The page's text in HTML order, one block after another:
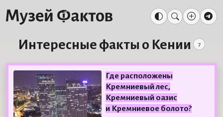
Интересные факты о Кении 7
Где расположены
Кремниевый лес,
Кремниевый оазис
и Кремниевое болото?